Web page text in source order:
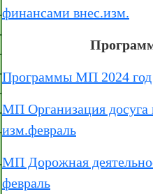
финансами внес.изм.
Программы МП 2024 год
МП Организация досуга
изм.февраль
МП Дорожная
февраль